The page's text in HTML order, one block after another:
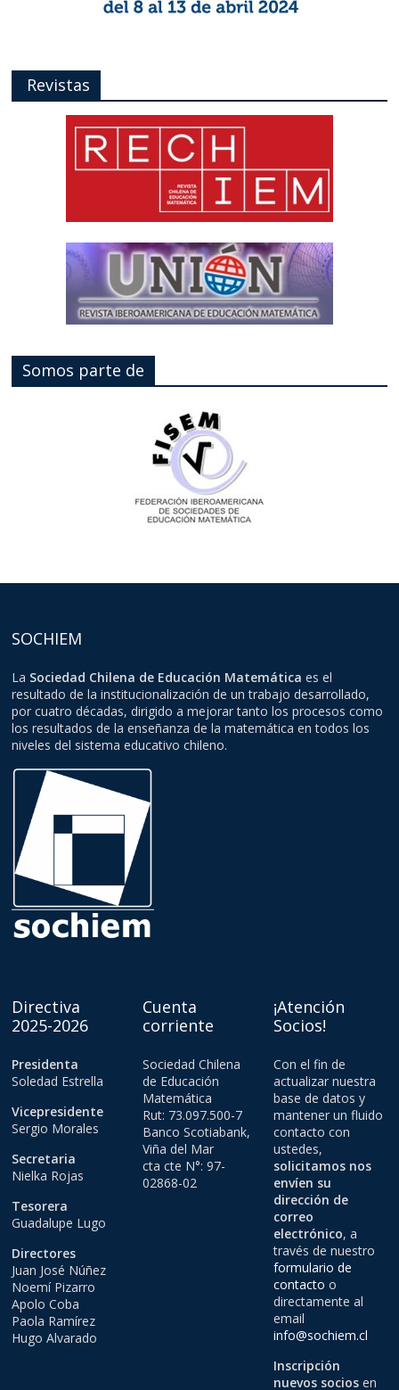
Revistas
Somos parte de
SOCHIEM
La Sociedad Chilena de Educación Matemática es el
resultado de la institucionalización de un trabajo desarrollado,
por cuatro décadas, dirigido a mejorar tanto los procesos como
los resultados de la enseñanza de la matemática en todos los
niveles del sistema educativo chileno.
Directiva
2025-2026
Presidenta
Soledad Estrella
Vicepresidente
Sergio Morales
Secretaria
Nielka Rojas
Tesorera
Guadalupe Lugo
Directores
Juan José Núñez
Noemí Pizarro
Apolo Coba
Paola Ramírez
Hugo Alvarado
Cuenta
corriente
Sociedad Chilena
de Educación
Matemática
Rut: 73.097.500-7
Banco Scotiabank,
Viña del Mar
cta cte N°: 97-
02868-02
¡Atención
Socios!
Con el fin de
actualizar nuestra
base de datos y
mantener un fluido
contacto con
ustedes,
solicitamos nos
envíen su
dirección de
correo
electrónico, a
través de nuestro
formulario de
contacto o
directamente al
email
info@sochiem.cl
Inscripción
nuevos sociosen